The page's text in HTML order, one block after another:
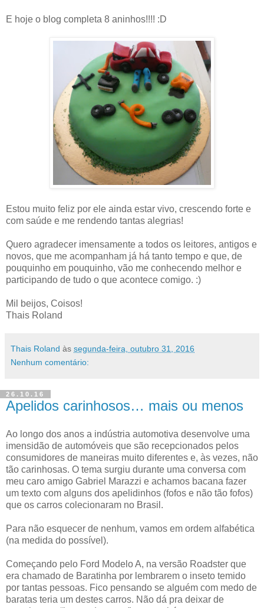
E hoje o blog completa 8 aninhos!!!! :D
Estou muito feliz por ele ainda estar vivo, crescendo forte e
com saúde e me rendendo tantas alegrias!
Quero agradecer imensamente a todos os leitores, antigos e
novos, que me acompanham já há tanto tempo e que, de
pouquinho em pouquinho, vão me conhecendo melhor e
participando de tudo o que acontece comigo. :)
Mil beijos, Coisos!
Thais Roland
Thais Roland às segunda-feira, outubro 31, 2016
Nenhum comentário:
26.10.16
Apelidos carinhosos… mais ou menos
Ao longo dos anos a indústria automotiva desenvolve uma
imensidão de automóveis que são recepcionados pelos
consumidores de maneiras muito diferentes e, às vezes, não
tão carinhosas. O tema surgiu durante uma conversa com
meu caro amigo Gabriel Marazzi e achamos bacana fazer
um texto com alguns dos apelidinhos (fofos e não tão fofos)
que os carros colecionaram no Brasil.
Para não esquecer de nenhum, vamos em ordem alfabética
(na medida do possível).
Começando pelo Ford Modelo A, na versão Roadster que
era chamado de Baratinha por lembrarem o inseto temido
por tantas pessoas. Fico pensando se alguém com medo de
baratas teria um destes carros. Não dá pra deixar de